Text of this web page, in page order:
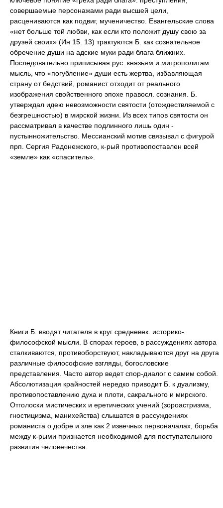
совершаемые персонажами ради высшей цели,
расцениваются как подвиг, мученичество. Евангельские слова
«нет больше той любви, как если кто положит душу свою за
друзей своих» (Ин 15. 13) трактуются Б. как сознательное
обречение души на адские муки ради блага ближних.
Последовательно приписывая рус. князьям и митрополитам
мысль, что «погубление» души есть жертва, избавляющая
страну от бедствий, романист отходит от реального
изображения свойственного эпохе правосл. сознания. Б.
утверждал идею невозможности святости (отождествляемой с
безгрешностью) в мирской жизни. Из всех типов святости он
рассматривал в качестве подлинного лишь один -
пустынножительство. Мессианский мотив связывал с фигурой
прп. Сергия Радонежского, к-рый противопоставлен всей
«земле» как «спаситель».
Книги Б. вводят читателя в круг средневек. историко-
философской мысли. В спорах героев, в рассуждениях автора
сталкиваются, противоборствуют, накладываются друг на друга
различные философские взгляды, богословские
представления. Часто автор ведет спор-диалог с самим собой.
Абсолютизация крайностей нередко приводит Б. к дуализму,
противопоставлению духа и плоти, сакрального и мирского.
Отголоски мистических и еретических учений (зороастризма,
гностицизма, манихейства) слышатся в рассуждениях
романиста о добре и зле как 2 извечных первоначалах, борьба
между к-рыми признается необходимой для поступательного
развития человечества.